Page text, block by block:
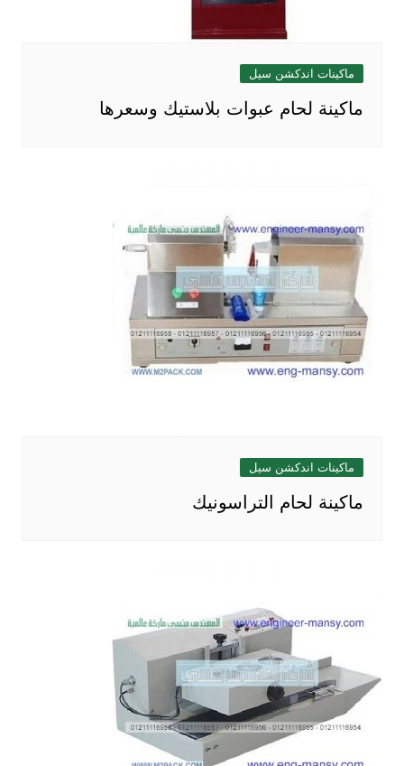
ماكينات اندكشن سيل
ماكينة لحام عبوات بلاستيك وسعرها
ماكينات اندكشن سيل
ماكينة لحام التراسونيك